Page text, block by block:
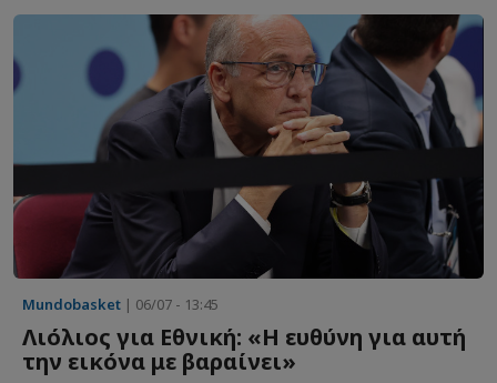
Mundobasket | 06/07 - 13:45
Λιόλιος για Εθνική: «Η ευθύνη για αυτή
την εικόνα με βαραίνει»